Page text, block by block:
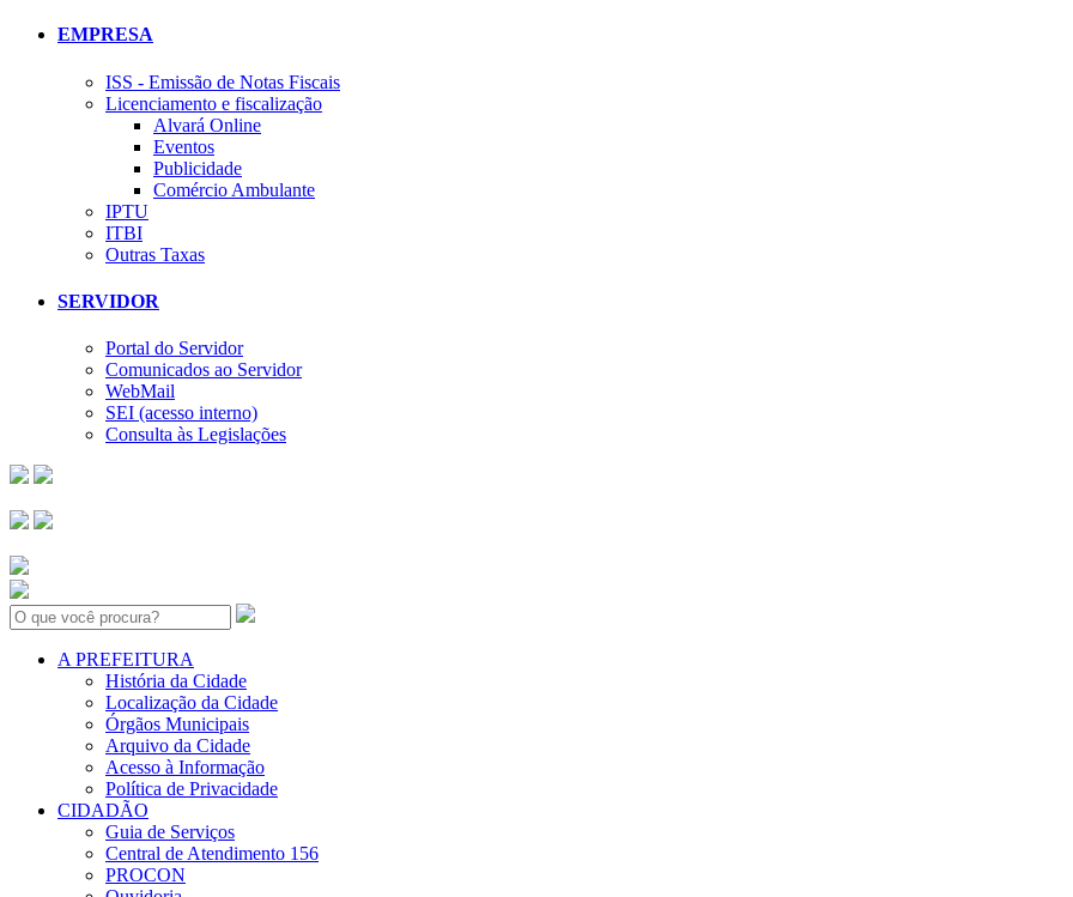
EMPRESA
ISS - Emissão de Notas Fiscais
Licenciamento e fiscalização
Alvará Online
Eventos
Publicidade
Comércio Ambulante
IPTU
ITBI
Outras Taxas
SERVIDOR
Portal do Servidor
Comunicados ao Servidor
WebMail
SEI (acesso interno)
Consulta às Legislações
Search:
A PREFEITURA
História da Cidade
Localização da Cidade
Órgãos Municipais
Arquivo da Cidade
Acesso à Informação
Política de Privacidade
CIDADÃO
Guia de Serviços
Central de Atendimento 156
PROCON